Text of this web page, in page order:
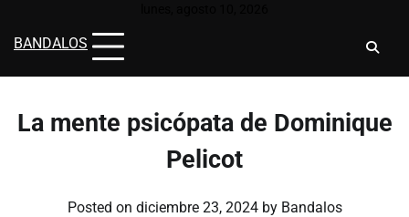
content
BANDALOS
La mente psicópata de Dominique
Pelicot
Posted on diciembre 23, 2024by Bandalos